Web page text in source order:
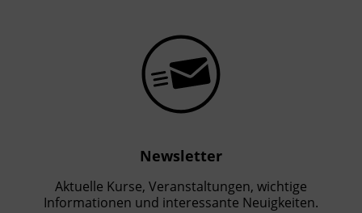
Newsletter
Aktuelle Kurse, Veranstaltungen, wichtige
Informationen und interessante Neuigkeiten.